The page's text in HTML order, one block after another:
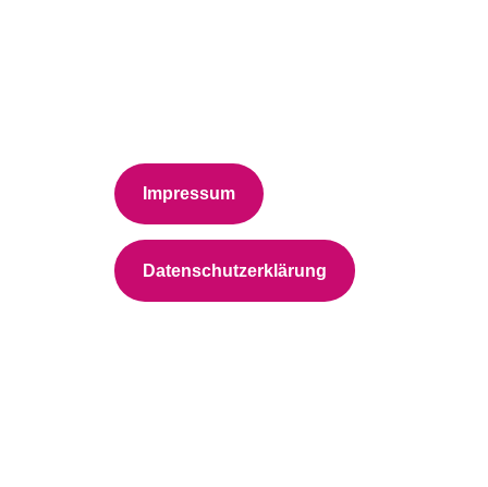
Impressum
Datenschutzerklärung